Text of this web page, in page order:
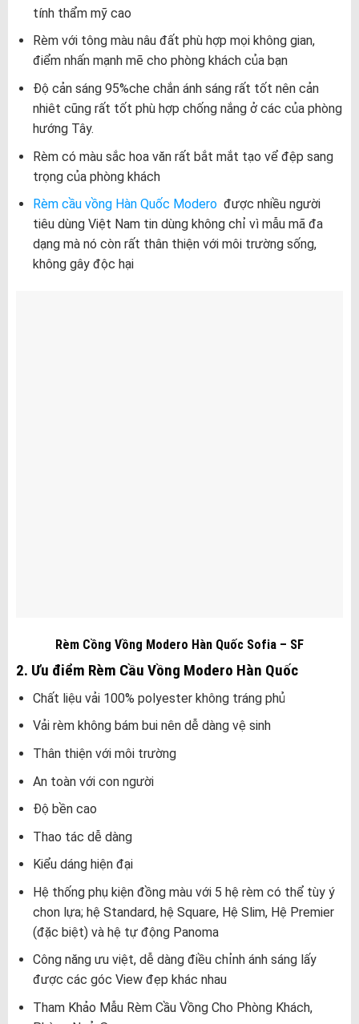
tính thẩm mỹ cao
Rèm với tông màu nâu đất phù hợp mọi không gian,
điểm nhấn mạnh mẽ cho phòng khách của bạn
Độ cản sáng 95%che chắn ánh sáng rất tốt nên cản
nhiêt cũng rất tốt phù hợp chống nắng ở các của phòng
hướng Tây.
Rèm có màu sắc hoa văn rất bắt mắt tạo vể đệp sang
trọng của phòng khách
Rèm cầu vồng Hàn Quốc Moderođược nhiều người
tiêu dùng Việt Nam tin dùng không chỉ vì mẫu mã đa
dạng mà nó còn rất thân thiện với môi trường sống,
không gây độc hại
Rèm Cồng Vồng Modero Hàn Quốc Sofia – SF
2. Ưu điểm Rèm Cầu Vồng Modero Hàn Quốc
Chất liệu vải 100% polyester không tráng phủ
Vải rèm không bám bui nên dễ dàng vệ sinh
Thân thiện với môi trường
An toàn với con người
Độ bền cao
Thao tác dễ dàng
Kiểu dáng hiện đại
Hệ thống phụ kiện đồng màu với 5 hệ rèm có thể tùy ý
chon lựa; hệ Standard, hệ Square, Hệ Slim, Hệ Premier
(đặc biệt) và hệ tự động Panoma
Công năng ưu việt, dễ dàng điều chỉnh ánh sáng lấy
được các góc View đẹp khác nhau
Tham Khảo Mẫu Rèm Cầu Vồng Cho Phòng Khách,